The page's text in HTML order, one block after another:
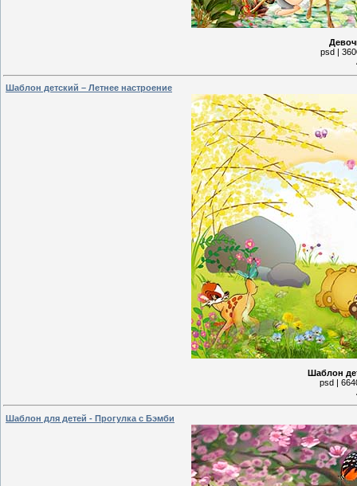
psd |
Шаблон детский – Летнее настроение
Шаблон
psd |
Шаблон для детей - Прогулка с Бэмби